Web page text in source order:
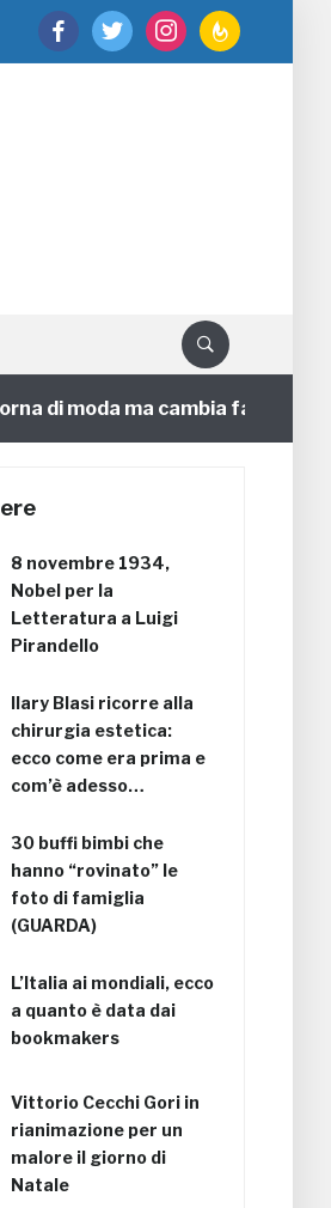
facebooktwitter instagramfeedburner
di moda ma cambia faccia
8 novembre 1934,
Nobel per la
Letteratura a Luigi
Pirandello
Ilary Blasi ricorre alla
chirurgia estetica:
ecco come era prima e
com’è adesso…
30 buffi bimbi che
hanno “rovinato” le
foto di famiglia
(GUARDA)
L’Italia ai mondiali, ecco
a quanto è data dai
bookmakers
Vittorio Cecchi Gori in
rianimazione per un
malore il giorno di
Natale